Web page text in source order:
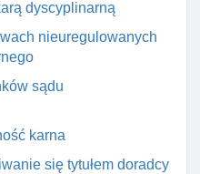
dyscyplinarną
nieuregulowanych
sądu
karna
się tytułem doradcy